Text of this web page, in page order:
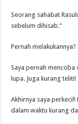
Seorang sahabat
sebelum dihisab.”
Pernah
Saya pernah mencoba
lupa. Juga kurang teliti!
Akhirnya saya
dalam waktu kurang